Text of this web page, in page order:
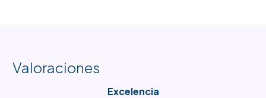
Excelencia
Valoraciones